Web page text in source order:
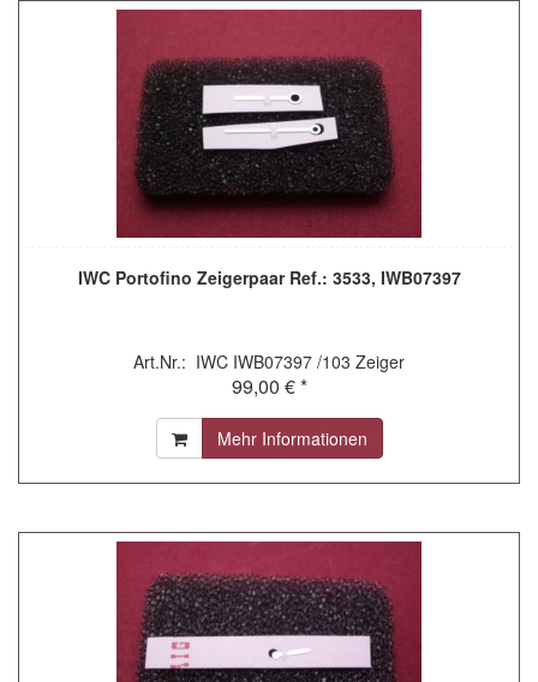
IWC Portofino Zeigerpaar Ref.: 3533, IWB07397
Art.Nr.: IWC IWB07397 /103 Zeiger
99,00 € *
Mehr Informationen